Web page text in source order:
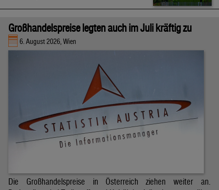
Großhandelspreise legten auch im Juli kräftig zu
6. August 2026, Wien
Die Großhandelspreise in Österreich ziehen weiter an.